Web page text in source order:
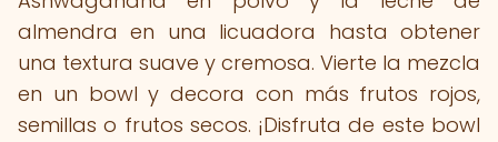
almendra en una licuadora hasta obtener
una textura suave y cremosa. Vierte la mezcla
en un bowl y decora con más frutos rojos,
semillas o frutos secos. ¡Disfruta de este bowl